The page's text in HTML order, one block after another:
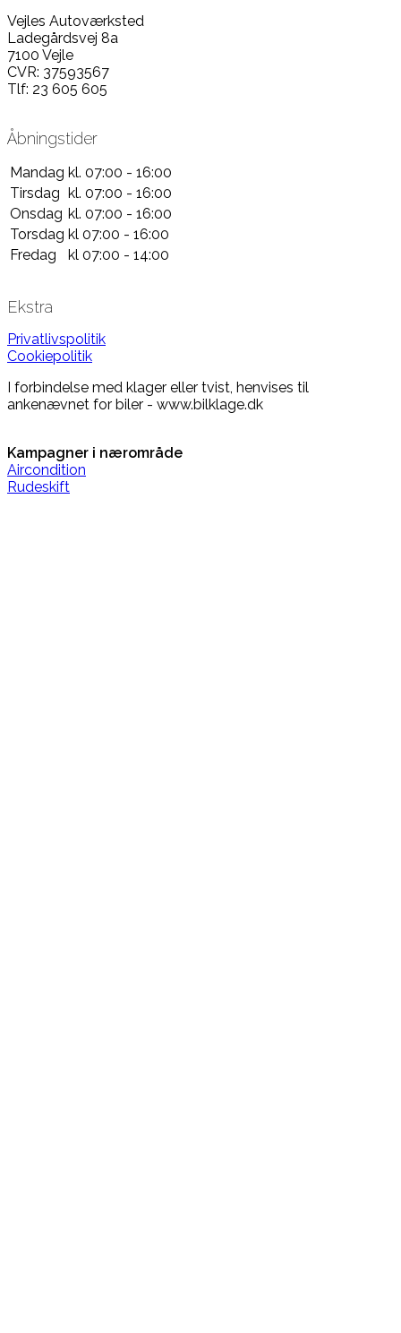
Vejles Autoværksted
Ladegårdsvej 8a
7100 Vejle
CVR: 37593567
Tlf: 23 605 605
Åbningstider
Mandag kl. 07:00 - 16:00
Tirsdag
kl. 07:00 - 16:00
Onsdag kl. 07:00 - 16:00
Torsdag kl 07:00 - 16:00
Fredag
kl 07:00 - 14:00
Ekstra
Privatlivspolitik
Cookiepolitik
I forbindelse med klager eller tvist, henvises til
ankenævnet for biler - www.bilklage.dk
Kampagner i nærområde
Aircondition
Rudeskift